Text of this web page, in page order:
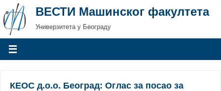
ВЕСТИ Машинског факултета
Универзитета у Београду
КЕОС д.о.о. Београд: Оглас за посао за